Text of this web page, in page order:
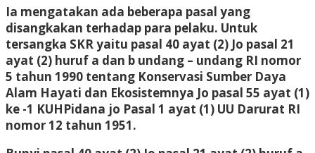
Ia mengatakan ada beberapa pasal yang
disangkakan terhadap para pelaku. Untuk
tersangka SKR yaitu pasal 40 ayat (2) Jo pasal 21
ayat (2) huruf a dan b undang – undang RI nomor
5 tahun 1990 tentang Konservasi Sumber Daya
Alam Hayati dan Ekosistemnya Jo pasal 55 ayat (1)
ke -1 KUHPidana jo Pasal 1 ayat (1) UU Darurat RI
nomor 12 tahun 1951.